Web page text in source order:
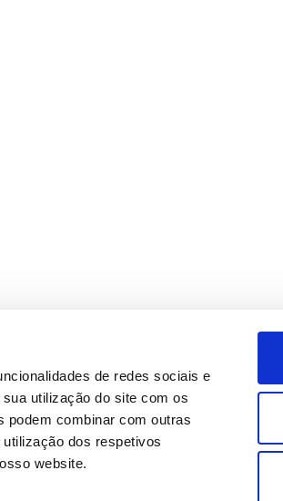
de redes sociais e
utilização do site com os
podem combinar com outras
dos respetivos
website.